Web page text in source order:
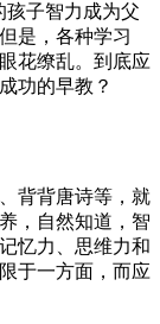
孩子智力成为父
是，各种学习
花缭乱。到底应
功的早教？
背背唐诗等，就
，自然知道，智
忆力、思维力和
于一方面，而应